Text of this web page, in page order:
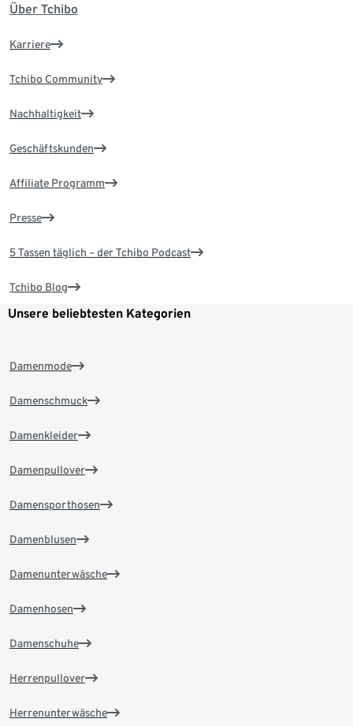
Über Tchibo
Karriere
Tchibo Community
Nachhaltigkeit
Geschäftskunden
Affiliate Programm
Presse
5 Tassen täglich – der Tchibo Podcast
Tchibo Blog
Unsere beliebtesten Kategorien
Damenmode
Damenschmuck
Damenkleider
Damenpullover
Damensporthosen
Damenblusen
Damenunterwäsche
Damenhosen
Damenschuhe
Herrenpullover
Herrenunterwäsche